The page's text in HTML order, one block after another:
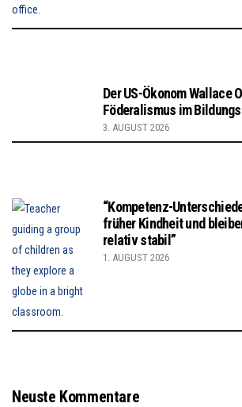
Der US-Ökonom Wallace
Föderalismus im
3. AUGUST 2026
“Kompetenz-
früher Kindheit und
relativ stabil”
1. AUGUST 2026
Neuste Kommentare